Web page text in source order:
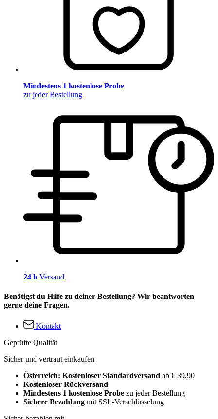
Mindestens 1 kostenlose Probe
zu jeder Bestellung
24 h Versand
Benötigst du Hilfe zu deiner Bestellung? Wir beantworten
gerne deine Fragen.
Kontakt
Geprüfte Qualität
Sicher und vertraut einkaufen
Österreich: Kostenloser Standardversand ab € 39,90
Kostenloser Rückversand
Mindestens 1 kostenlose Probe zu jeder Bestellung
Sichere Bezahlung mit SSL-Verschlüsselung